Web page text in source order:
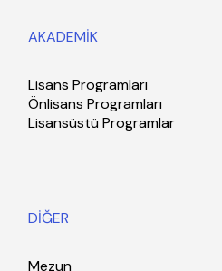
AKADEMİK
Lisans Programları
Önlisans Programları
Lisansüstü Programlar
DİĞER
Mezun